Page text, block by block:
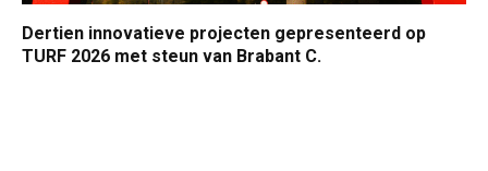
Dertien innovatieve projecten gepresenteerd op
TURF 2026 met steun van Brabant C.